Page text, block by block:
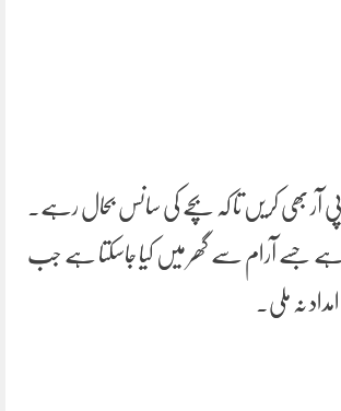
بھی کریں تا کہ بچے کی سانس بحال رہے۔
ہے جسے آرام سے گھر میں کیا جاسکتا ہے جب
نہ ملی۔